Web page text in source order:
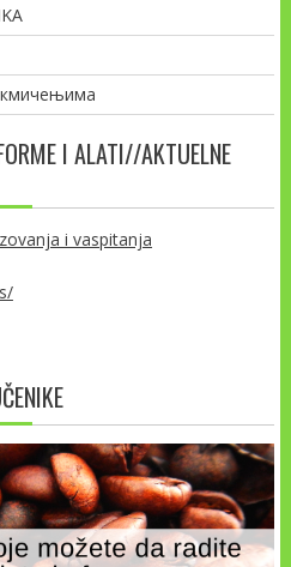
I ALATI//AKTUELNE
i vaspitanja